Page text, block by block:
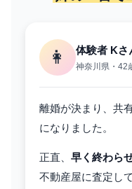
👩 体験者 Kさ
神奈川県・42
離婚が決まり、共
になりました。
正直、 早く終わら
不動産屋に査定し